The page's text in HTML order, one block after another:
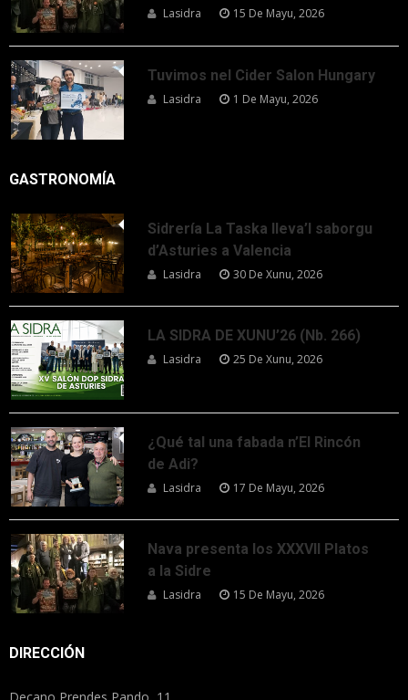
Lasidra 15 De Mayu, 2026
Tuvimos nel Cider Salon Hungary
Lasidra 1 De Mayu, 2026
GASTRONOMÍA
Sidrería La Taska lleva’l saborgu
d’Asturies a Valencia
Lasidra 30 De Xunu, 2026
LA SIDRA DE XUNU’26 (Nb. 266)
Lasidra 25 De Xunu, 2026
¿Qué tal una fabada n’El Rincón
de Adi?
Lasidra 17 De Mayu, 2026
Nava presenta los XXXVII Platos
a la Sidre
Lasidra 15 De Mayu, 2026
DIRECCIÓN